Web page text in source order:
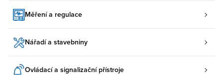
Měření a regulace
Nářadí a stavebniny
Ovládací a signalizační přístroje